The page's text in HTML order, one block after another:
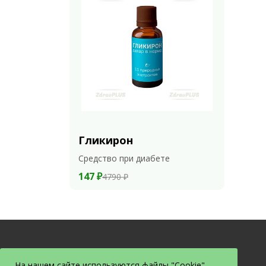
Гликирон
Средство при диабете
147 ₽4790 ₽